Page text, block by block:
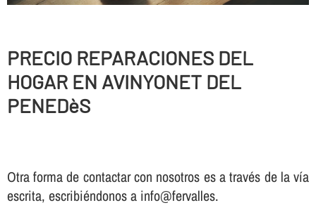
PRECIO REPARACIONES DEL
HOGAR EN AVINYONET DEL
PENEDèS
Otra forma de contactar con nosotros es a través de la vía
escrita, escribiéndonos a info@fervalles.